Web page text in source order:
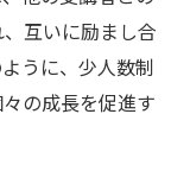
体制
ョン
互いに励まし合
うに、少人数制
の成長を促進す